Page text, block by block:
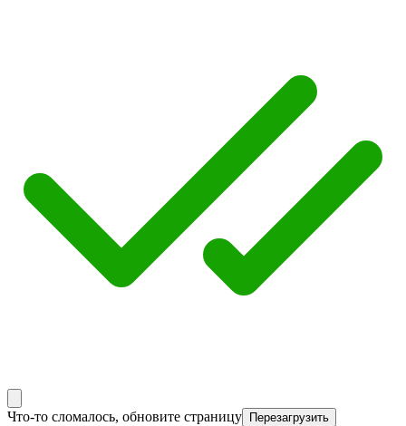
Что-то сломалось, обновите страницу Перезагрузить